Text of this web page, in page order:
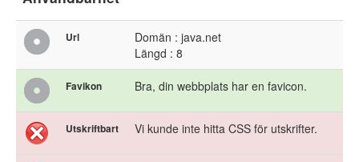
Url
Domän : java.net
Längd : 8
Favikon Bra, din webbplats har en favicon.
Utskriftbart Vi kunde inte hitta CSS för utskrifter.